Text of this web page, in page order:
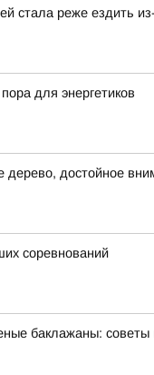
стала реже ездить
для энергетиков
дерево, достойное
соревнований
баклажаны: советы